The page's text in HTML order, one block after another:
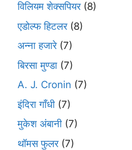
विलियम शेक्सपियर(8)
एडोल्फ हिटलर(8)
अन्ना हजारे(7)
बिरसा मुण्डा (7)
A. J. Cronin (7)
इंदिरा गाँधी (7)
मुकेश अंबानी (7)
थॉमस फुलर(7)